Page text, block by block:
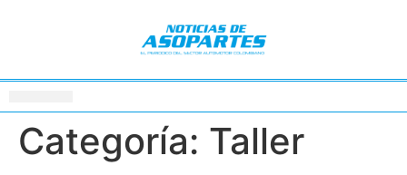
Categoría: Taller